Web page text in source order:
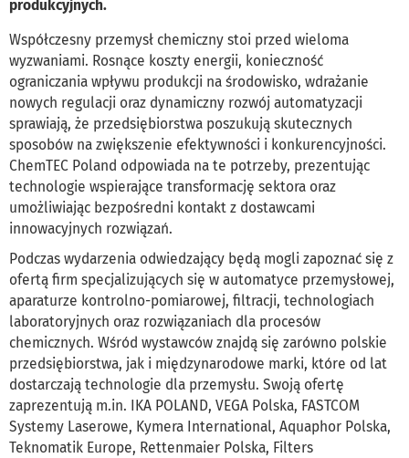
produkcyjnych.
Współczesny przemysł chemiczny stoi przed wieloma
wyzwaniami. Rosnące koszty energii, konieczność
ograniczania wpływu produkcji na środowisko, wdrażanie
nowych regulacji oraz dynamiczny rozwój automatyzacji
sprawiają, że przedsiębiorstwa poszukują skutecznych
sposobów na zwiększenie efektywności i konkurencyjności.
ChemTEC Poland odpowiada na te potrzeby, prezentując
technologie wspierające transformację sektora oraz
umożliwiając bezpośredni kontakt z dostawcami
innowacyjnych rozwiązań.
Podczas wydarzenia odwiedzający będą mogli zapoznać się z
ofertą firm specjalizujących się w automatyce przemysłowej,
aparaturze kontrolno-pomiarowej, filtracji, technologiach
laboratoryjnych oraz rozwiązaniach dla procesów
chemicznych. Wśród wystawców znajdą się zarówno polskie
przedsiębiorstwa, jak i międzynarodowe marki, które od lat
dostarczają technologie dla przemysłu. Swoją ofertę
zaprezentują m.in. IKA POLAND, VEGA Polska, FASTCOM
Systemy Laserowe, Kymera International, Aquaphor Polska,
Teknomatik Europe, Rettenmaier Polska, Filters